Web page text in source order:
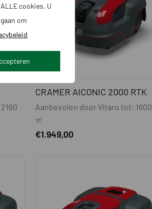
cookies. U
om
CRAMER AICONIC 2000 RTK
Aanbevolen door Vitaro tot: 1600
㎡
€1.949,00